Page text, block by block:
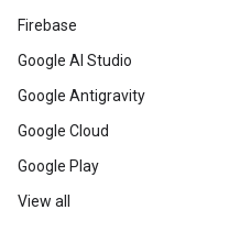
Firebase
Google AI Studio
Google Antigravity
Google Cloud
Google Play
View all